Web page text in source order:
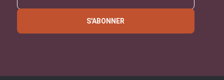
S'ABONNER